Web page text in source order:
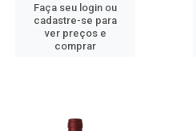
Faça seu login ou
cadastre-se para
ver preços e
comprar